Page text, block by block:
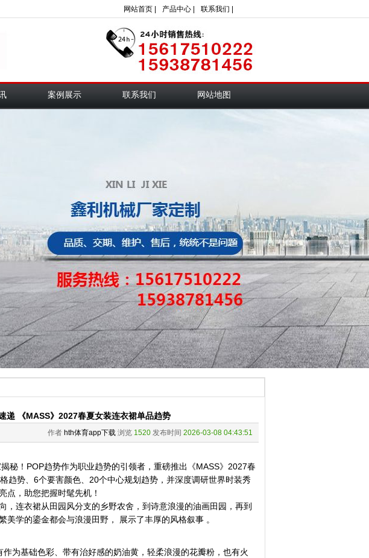
网站首页 | 产品中心 | 联系我们 |
案例展示 联系我们 网站地图
递 《MASS》2027春夏女装连衣裙单品趋势
作者 hth体育app下载 浏览 1520 发布时间 2026-03-08 04:43:51
！POP趋势作为职业趋势的引领者，重磅推出《MASS》2027春
趋势、6个要害颜色、20个中心规划趋势，并深度调研世界时装秀
点，助您把握时髦先机！
连衣裙从田园风分支的乡野农舍，到诗意浪漫的油画田园，再到
学的鎏金都会与浪漫田野， 展示了丰厚的风格叙事 。
基础色彩、带有治好感的奶油黄，轻柔浪漫的花瓣粉，也有火